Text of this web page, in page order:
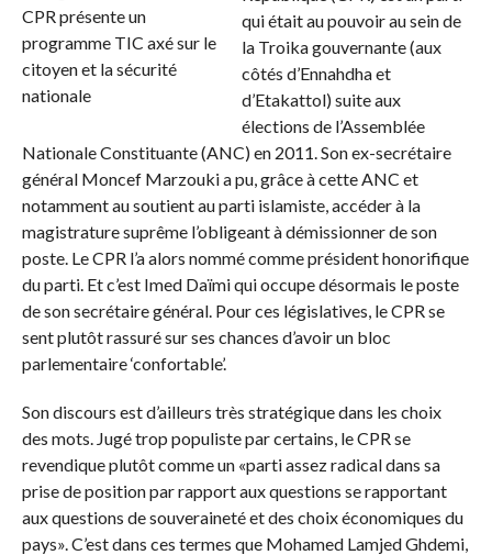
qui était au pouvoir au sein de
la Troika gouvernante (aux
côtés d’Ennahdha et
d’Etakattol) suite aux
élections de l’Assemblée
Nationale Constituante (ANC) en 2011. Son ex-secrétaire
général Moncef Marzouki a pu, grâce à cette ANC et
notamment au soutient au parti islamiste, accéder à la
magistrature suprême l’obligeant à démissionner de son
poste. Le CPR l’a alors nommé comme président honorifique
du parti. Et c’est Imed Daïmi qui occupe désormais le poste
de son secrétaire général. Pour ces législatives, le CPR se
sent plutôt rassuré sur ses chances d’avoir un bloc
parlementaire ‘confortable’.
Son discours est d’ailleurs très stratégique dans les choix
des mots. Jugé trop populiste par certains, le CPR se
revendique plutôt comme un «parti assez radical dans sa
prise de position par rapport aux questions se rapportant
aux questions de souveraineté et des choix économiques du
pays». C’est dans ces termes que Mohamed Lamjed Ghdemi,